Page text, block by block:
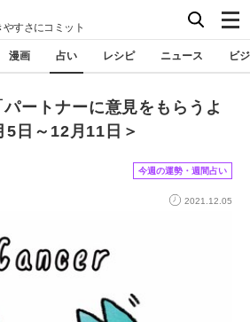
すさにコミット
漫画 占い レシピ ニュース ビ
ートナーに意見をもらうよ
5日～12月11日＞
今週の運勢・週間占い
2021.12.05